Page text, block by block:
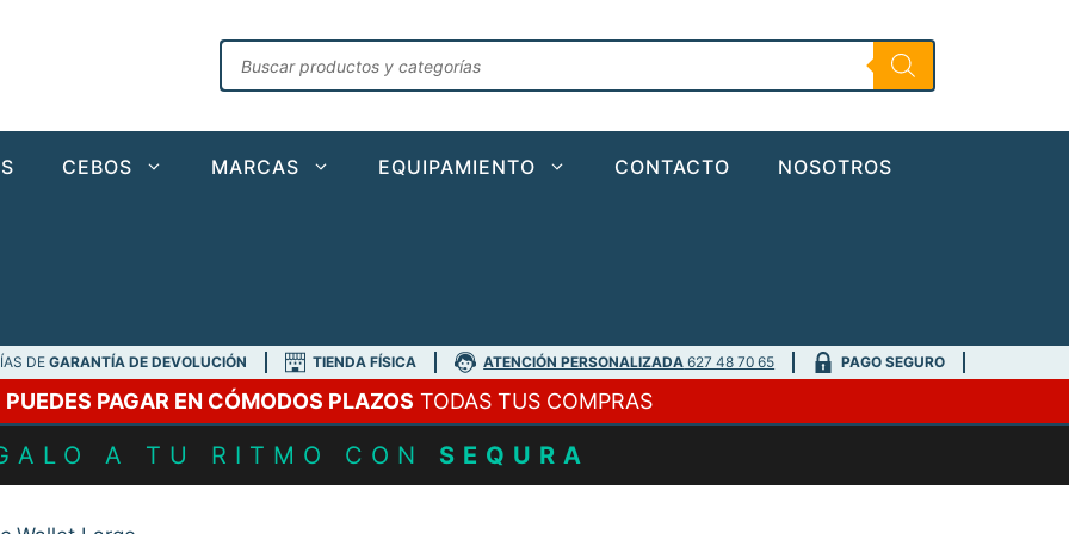
Búsqueda
de
productos
CEBOS MARCAS EQUIPAMIENTO CONTACTO NOSOTROS
DEGARANTÍA DE DEVOLUCIÓN TIENDA FÍSICA ATENCIÓN PERSONALIZADA 627 48 70 65 PAGO SEGURO
PUEDES PAGAR EN CÓMODOS PLAZOS TODAS TUS COMPRAS
A TU RITMO CON SEQURA
Large